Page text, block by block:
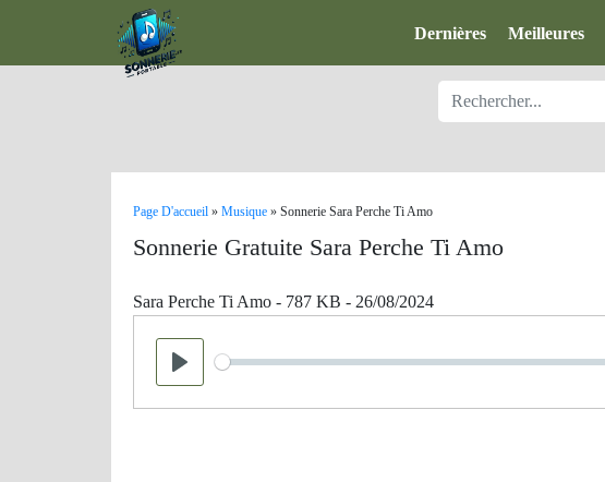
Dernières Meilleures
Page D'accueil » Musique » Sonnerie Sara Perche Ti Amo
Sonnerie Gratuite Sara Perche Ti Amo
Sara Perche Ti Amo - 787 KB - 26/08/2024
Play
Seek